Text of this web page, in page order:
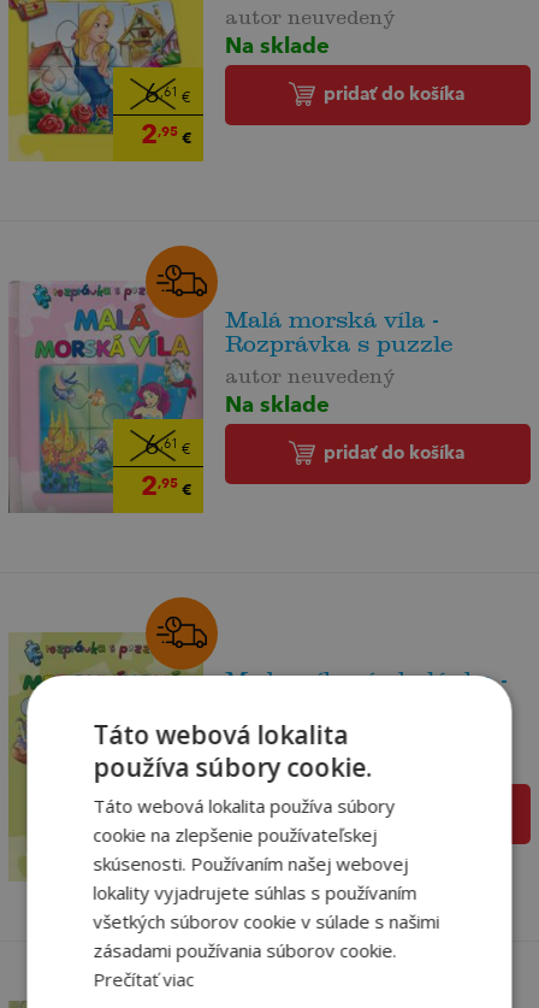
6,61 €
2,95€
autor neuvedený
Na sklade
pridať do košíka
6,61 €
2,95€
Malá morská víla -
Rozprávka s puzzle
autor neuvedený
Na sklade
pridať do košíka
6,61€
2 €
Medovníková chalúpka -
autor neuvedený
Na sklade
pridať do košíka
Táto webová lokalita
používa súbory cookie.
Táto webová lokalita používa súbory
cookie na zlepšenie používateľskej
skúsenosti. Používaním našej webovej
lokality vyjadrujete súhlas s používaním
všetkých súborov cookie v súlade s našimi
zásadami používania súborov cookie.
Prečítať viac